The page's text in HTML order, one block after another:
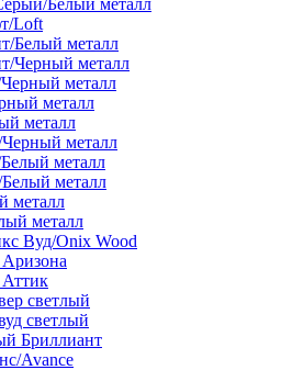
Белый металл
Loft
Белый металл
Черный металл
металл
металл
металл
металл
металл
металл
металл
металл
Вуд/Onix Wood
светлый
светлый
Бриллиант
Avance